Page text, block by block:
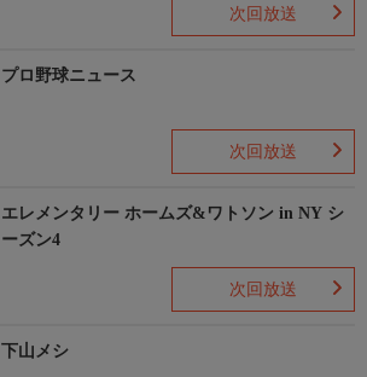
次回放送
プロ野球ニュース
次回放送
エレメンタリー ホームズ&ワトソン in NY シ
ーズン4
次回放送
下山メシ